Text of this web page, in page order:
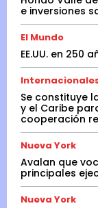
e inversiones
El Mundo
EE.UU. en 250
Se constituye
y el Caribe
cooperación
Nueva York
Avalan que
principales
Nueva York